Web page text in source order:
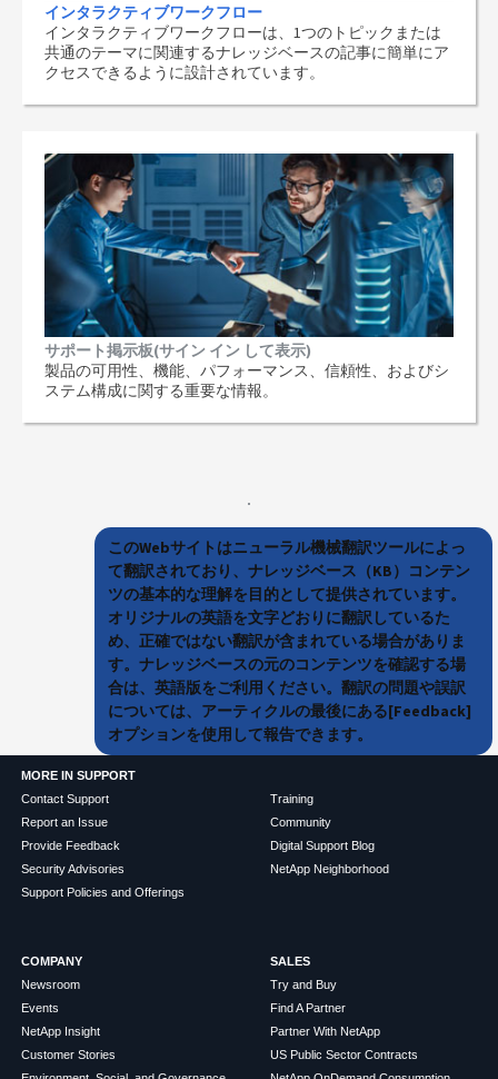
インタラクティブワークフロー
インタラクティブワークフローは、1つのトピックまたは
共通のテーマに関連するナレッジベースの記事に簡単にア
クセスできるように設計されています。
サポート掲示板(サイン イン して表示)
製品の可用性、機能、パフォーマンス、信頼性、およびシ
ステム構成に関する重要な情報。
このWebサイトはニューラル機械翻訳ツールによっ
て翻訳されており、ナレッジベース（KB）コンテン
ツの基本的な理解を目的として提供されています。
オリジナルの英語を文字どおりに翻訳しているた
め、正確ではない翻訳が含まれている場合がありま
す。ナレッジベースの元のコンテンツを確認する場
合は、英語版をご利用ください。翻訳の問題や誤訳
については、アーティクルの最後にある[Feedback]
オプションを使用して報告できます。
MORE IN SUPPORT
Contact Support
Report an Issue
Provide Feedback
Security Advisories
Support Policies and Offerings
Training
Community
Digital Support Blog
NetApp Neighborhood
COMPANY
Newsroom
Events
NetApp Insight
Customer Stories
SALES
Try and Buy
Find A Partner
Partner With NetApp
US Public Sector Contracts